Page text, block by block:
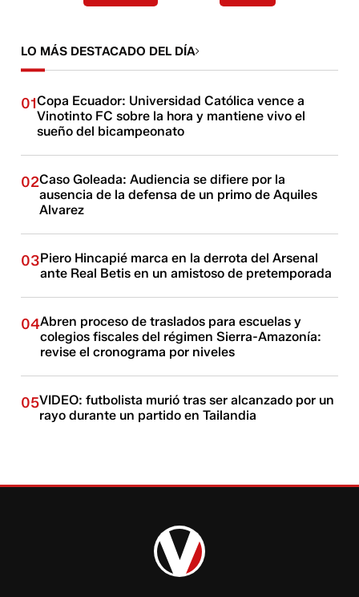
LO MÁS DESTACADO DEL DÍA
01Copa Ecuador: Universidad Católica vence a
Vinotinto FC sobre la hora y mantiene vivo el
sueño del bicampeonato
02Caso Goleada: Audiencia se difiere por la
ausencia de la defensa de un primo de Aquiles
Alvarez
03Piero Hincapié marca en la derrota del Arsenal
ante Real Betis en un amistoso de pretemporada
04Abren proceso de traslados para escuelas y
colegios fiscales del régimen Sierra-Amazonía:
revise el cronograma por niveles
05VIDEO: futbolista murió tras ser alcanzado por un
rayo durante un partido en Tailandia